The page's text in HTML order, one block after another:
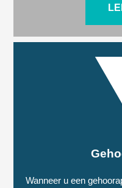
Wanneer u een